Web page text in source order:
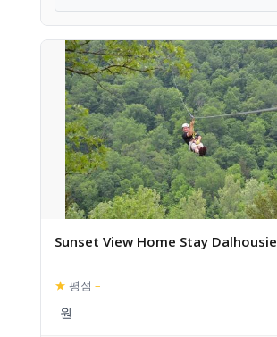
Sunset View Home Stay Dalhousie
★ 평점 –